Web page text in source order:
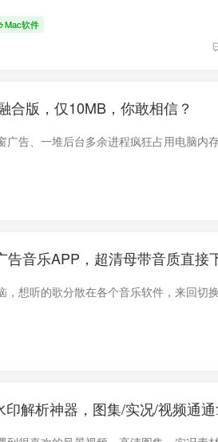
Mac软件
合版，仅10MB，你敢相信？
告音乐APP，超清母带音质直接
解析神器，图集/实况/视频通